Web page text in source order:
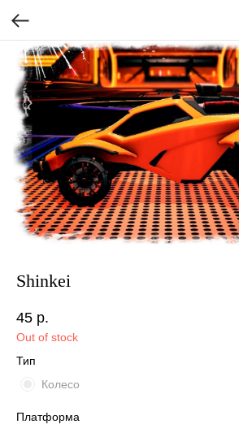
Shinkei
45 р.
Out of stock
Тип
Колесо
Платформа